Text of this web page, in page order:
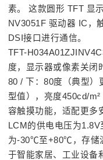
素。 这款圆形 TFT 显
NV3051F 驱动器 IC，
DSI接口进行通信。
TFT-
度，显示器或像素关闭
80 / 下：80度（典型）
型值），亮度450cd/
容触摸功能，适配更多
LCM的供电电压为
为-30℃至+80℃，存储
于智能家居、工业设备